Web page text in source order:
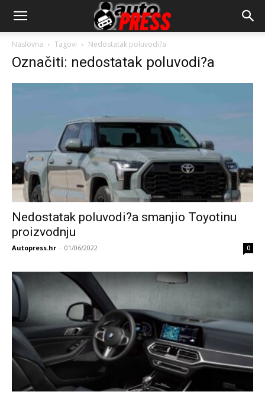
AutopressHR
Naslovna Tagovi Nedostatak poluvodi?a
Označiti: nedostatak poluvodi?a
Nedostatak poluvodi?a smanjio Toyotinu
proizvodnju
Autopress.hr - 01/06/2022 0